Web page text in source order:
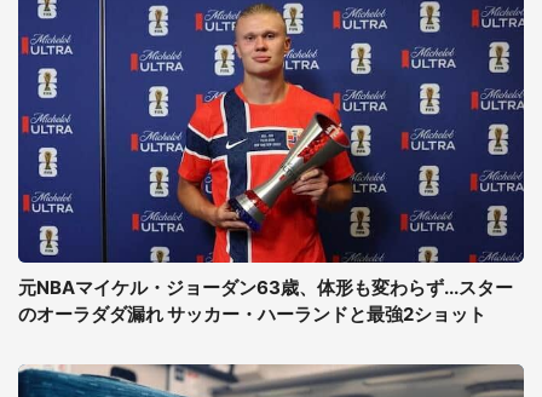
元NBAマイケル・ジョーダン63歳、体形も変わらず...スター
のオーラダダ漏れ サッカー・ハーランドと最強2ショット